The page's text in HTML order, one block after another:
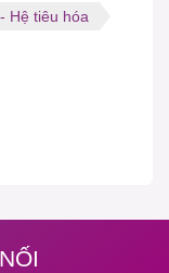
Hệ tiêu hóa